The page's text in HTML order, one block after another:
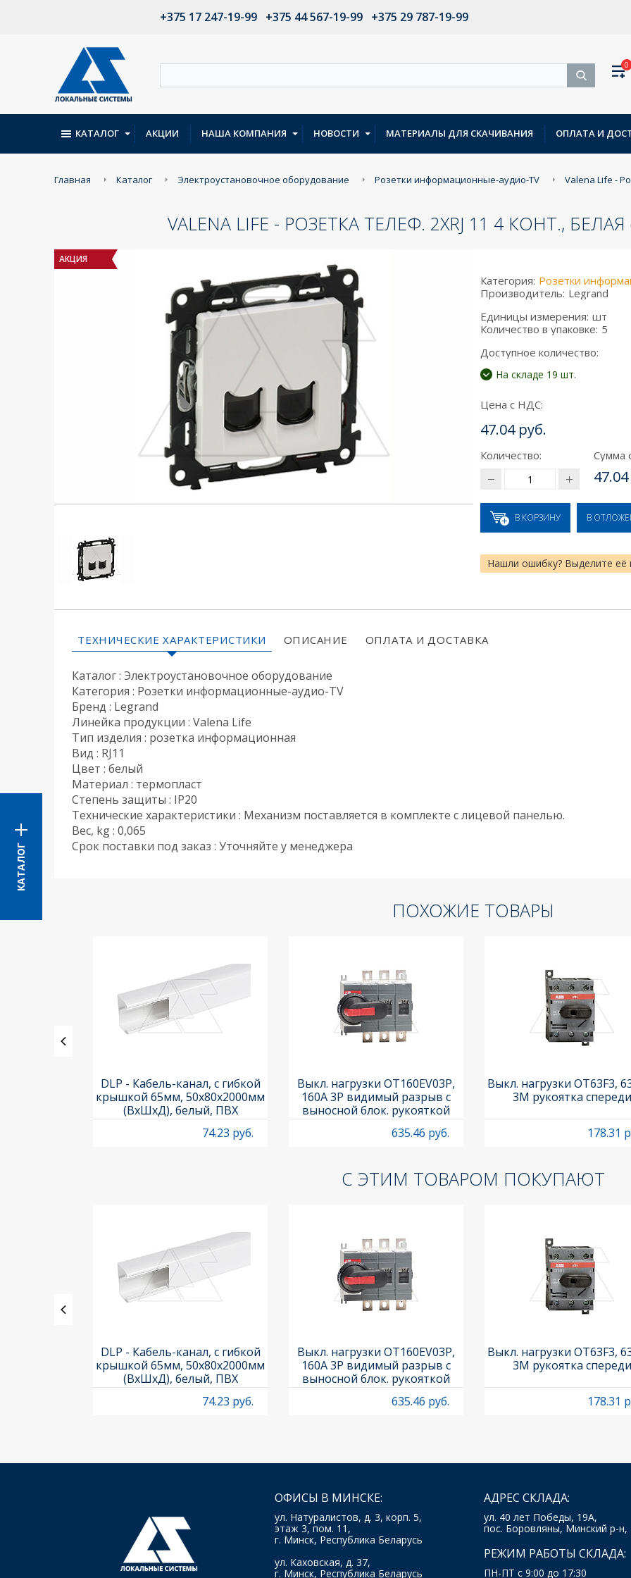
+375 17 247-19-99 +375 44 567-19-99 +375 29 787-19-99
0
КАТАЛОГ
КАТАЛОГ АКЦИИ НАША КОМПАНИЯ НОВОСТИ МАТЕРИАЛЫ ДЛЯ СКАЧИВАНИЯ ОПЛАТА И
Главная Каталог Электроустановочное оборудование Розетки информационные-аудио-TV Valena Life -
VALENA LIFE - РОЗЕТКА ТЕЛЕФ. 2ХRJ 11 4 КОНТ.,
АКЦИЯ
Категория: Розетки
Производитель: Legrand
Единицы измерения: шт
Количество в упаковке: 5
Доступное количество:
На складе 19 шт.
Цена с НДС:
47.04 руб.
Количество: Сумма
В КОРЗИНУ В
Нашли ошибку? Выделите её
ТЕХНИЧЕСКИЕ ХАРАКТЕРИСТИКИ ОПИСАНИЕ ОПЛАТА И ДОСТАВКА
Каталог : Электроустановочное оборудование
Категория : Розетки информационные-аудио-TV
Бренд : Legrand
Линейка продукции : Valena Life
Тип изделия : розетка информационная
Вид : RJ11
Цвет : белый
Материал : термопласт
Степень защиты : IP20
Технические характеристики : Механизм поставляется в комплекте с лицевой панелью.
Вес, kg : 0,065
Срок поставки под заказ : Уточняйте у менеджера
ПОХОЖИЕ ТОВАРЫ
DLP - Кабель-канал, с гибкой
крышкой 65мм, 50x80х2000мм
(ВхШхД), белый, ПВХ
74.23 руб.
Выкл. нагрузки OT160EV03P,
160A 3P видимый разрыв с
выносной блок. рукояткой
OHB65J6 и осью OXP6X210
635.46 руб.
Выкл. нагрузки OT63F3,
3M рукоятка спереди
178.31
С ЭТИМ ТОВАРОМ ПОКУПАЮТ
DLP - Кабель-канал, с гибкой
крышкой 65мм, 50x80х2000мм
(ВхШхД), белый, ПВХ
74.23 руб.
Выкл. нагрузки OT160EV03P,
160A 3P видимый разрыв с
выносной блок. рукояткой
OHB65J6 и осью OXP6X210
635.46 руб.
Выкл. нагрузки OT63F3,
3M рукоятка спереди
178.31
ОФИСЫ В МИНСКЕ:
ул. Натуралистов, д. 3, корп. 5,
этаж 3, пом. 11,
г. Минск, Республика Беларусь
ул. Каховская, д. 37,
г. Минск, Республика Беларусь
АДРЕС СКЛАДА:
ул. 40 лет Победы, 19А,
пос. Боровляны, Минский р-н,
РЕЖИМ РАБОТЫ СКЛАДА:
ПН-ПТ с 9:00 до 17:30